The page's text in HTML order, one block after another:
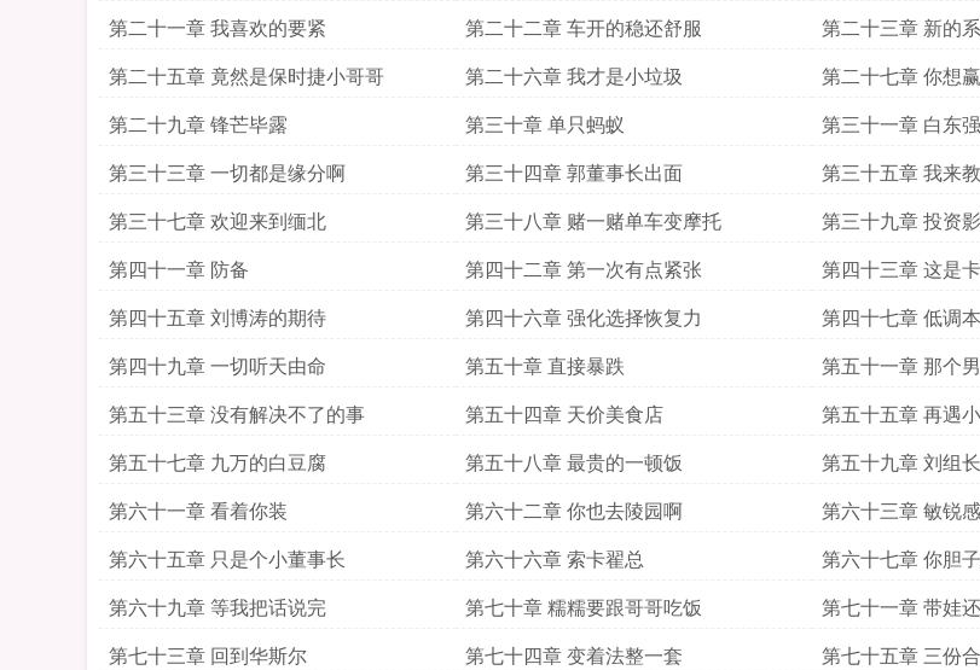
第二十一章 我喜欢的要紧
第二十二章 车开的稳还舒服 第二十三章 新的
第二十五章 竟然是保时捷小哥哥
第二十六章 我才是小垃圾 第二十七章 你想
第二十九章 锋芒毕露
第三十章 单只蚂蚁 第三十一章 白东
第三十三章 一切都是缘分啊
第三十四章 郭董事长出面 第三十五章 我来
第三十七章 欢迎来到缅北
第三十八章 赌一赌单车变摩托 第三十九章 投资
第四十一章 防备
第四十二章 第一次有点紧张 第四十三章 这是
第四十五章 刘博涛的期待
第四十六章 强化选择恢复力 第四十七章 低调
第四十九章 一切听天由命
第五十章 直接暴跌 第五十一章 那个
第五十三章 没有解决不了的事
第五十四章 天价美食店 第五十五章 再遇
第五十七章 九万的白豆腐
第五十八章 最贵的一顿饭 第五十九章 刘组
第六十一章 看着你装
第六十二章 你也去陵园啊 第六十三章 敏锐
第六十五章 只是个小董事长
第六十六章 索卡翟总 第六十七章 你胆
第六十九章 等我把话说完
第七十章 糯糯要跟哥哥吃饭 第七十一章 带娃
第七十三章 回到华斯尔
第七十四章 变着法整一套 第七十五章 三份